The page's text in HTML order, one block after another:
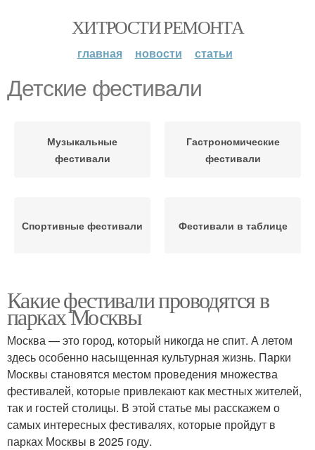
ХИТРОСТИ РЕМОНТА
главная новости статьи
Детские фестивали
Музыкальные
фестивали
Гастрономические
фестивали
Спортивные фестивали Фестивали в таблице
Какие фестивали проводятся в
парках Москвы
Москва — это город, который никогда не спит. А летом
здесь особенно насыщенная культурная жизнь. Парки
Москвы становятся местом проведения множества
фестивалей, которые привлекают как местных жителей,
так и гостей столицы. В этой статье мы расскажем о
самых интересных фестивалях, которые пройдут в
парках Москвы в 2025 году.